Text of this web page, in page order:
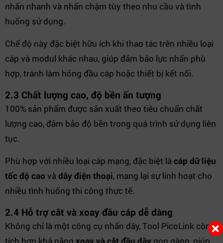
nhấn nhanh và nhấn chậm tùy theo nhu cầu và tình
huống sử dụng.
Chế độ này đặc biệt hữu ích khi thao tác trên nhiều loại
cáp và modul khác nhau, giúp đảm bảo lực nhấn phù
hợp, tránh làm hỏng đầu cáp hoặc thiết bị kết nối.
2.3 Chất lượng cao, độ bền ấn tượng
100% sản phẩm được sản xuất theo tiêu chuẩn chất
lượng cao, đảm bảo độ bền trong quá trình sử dụng liên
tục.
Phù hợp với nhiều loại cáp mạng, đặc biệt là cáp dữ liệu
tốc độ cao và dây điện thoại, mang lại sự linh hoạt cho
nhiều tình huống thi công thực tế.
2.4 Hỗ trợ cắt và xoay đầu cáp dễ dàng
Không chỉ là một công cụ nhấn dây, Tool PicoLink còn